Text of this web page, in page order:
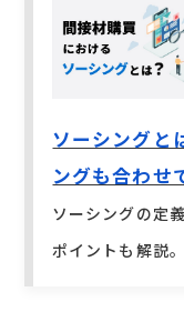
ソーシングと
ングも合わ
ソーシングの定
ポイントも解説。